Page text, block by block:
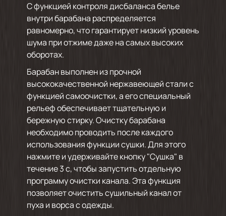
С функцией контроля дисбаланса белье
внутри барабана распределяется
равномерно, что гарантирует низкий уровень
шума при отжиме даже на самых высоких
оборотах.
Барабан выполнен из прочной
высококачественной нержавеющей стали с
функцией самоочистки, а его специальный
рельеф обеспечивает тщательную и
бережную стирку. Очистку барабана
необходимо проводить после каждого
использования функции сушки. Для этого
нажмите и удерживайте кнопку "Сушка" в
течение 3 с, чтобы запустить отдельную
программу очистки канала. Эта функция
позволяет очистить сушильный канал от
пуха и ворса с одежды.